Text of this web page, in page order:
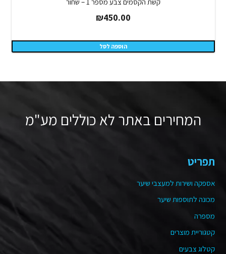
₪450.00
הוספה לסל
המחירים באתר לא כוללים מע"מ
תפריט
אספקה ושירות למעצבי שיער
מכונה לתוספות שיער
מספרה
קטגוריית מוצרים
קטלוג צבעים